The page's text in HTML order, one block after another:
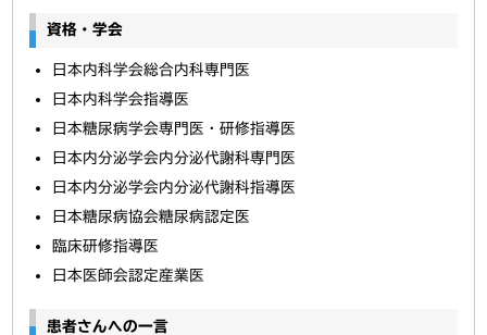
資格・学会
日本内科学会総合内科専門医
日本内科学会指導医
日本糖尿病学会専門医・研修指導医
日本内分泌学会内分泌代謝科専門医
日本内分泌学会内分泌代謝科指導医
日本糖尿病協会糖尿病認定医
臨床研修指導医
日本医師会認定産業医
患者さんへの一言